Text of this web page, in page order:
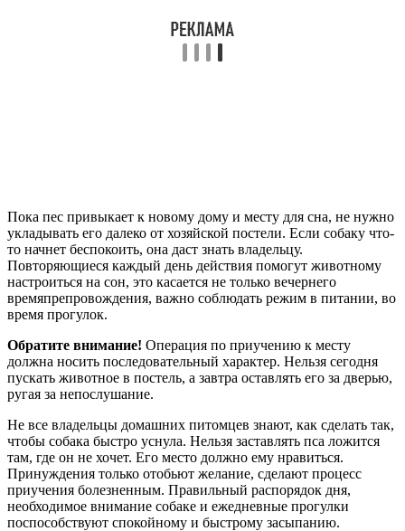
Пока пес привыкает к новому дому и месту для сна, не нужно
укладывать его далеко от хозяйской постели. Если собаку что-
то начнет беспокоить, она даст знать владельцу.
Повторяющиеся каждый день действия помогут животному
настроиться на сон, это касается не только вечернего
времяпрепровождения, важно соблюдать режим в питании, во
время прогулок.
Обратите внимание! Операция по приучению к месту
должна носить последовательный характер. Нельзя сегодня
пускать животное в постель, а завтра оставлять его за дверью,
ругая за непослушание.
Не все владельцы домашних питомцев знают, как сделать так,
чтобы собака быстро уснула. Нельзя заставлять пса ложится
там, где он не хочет. Его место должно ему нравиться.
Принуждения только отобьют желание, сделают процесс
приучения болезненным. Правильный распорядок дня,
необходимое внимание собаке и ежедневные прогулки
поспособствуют спокойному и быстрому засыпанию.